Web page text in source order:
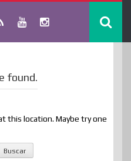
found.
this location. Maybe try one